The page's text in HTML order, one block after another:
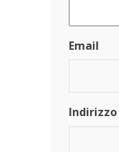
Email
Indirizzo